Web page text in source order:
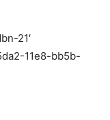
21′
11e8-bb5b-